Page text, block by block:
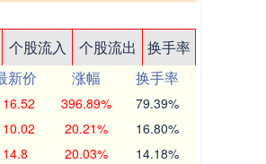
个股流入 个股流出
换手率
新价 涨幅
换手率
396.89% 79.39%
20.21% 16.80%
14.8 20.03% 14.18%